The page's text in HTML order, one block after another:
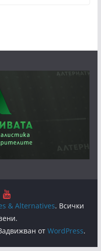
& Alternatives. Всички
от WordPress.